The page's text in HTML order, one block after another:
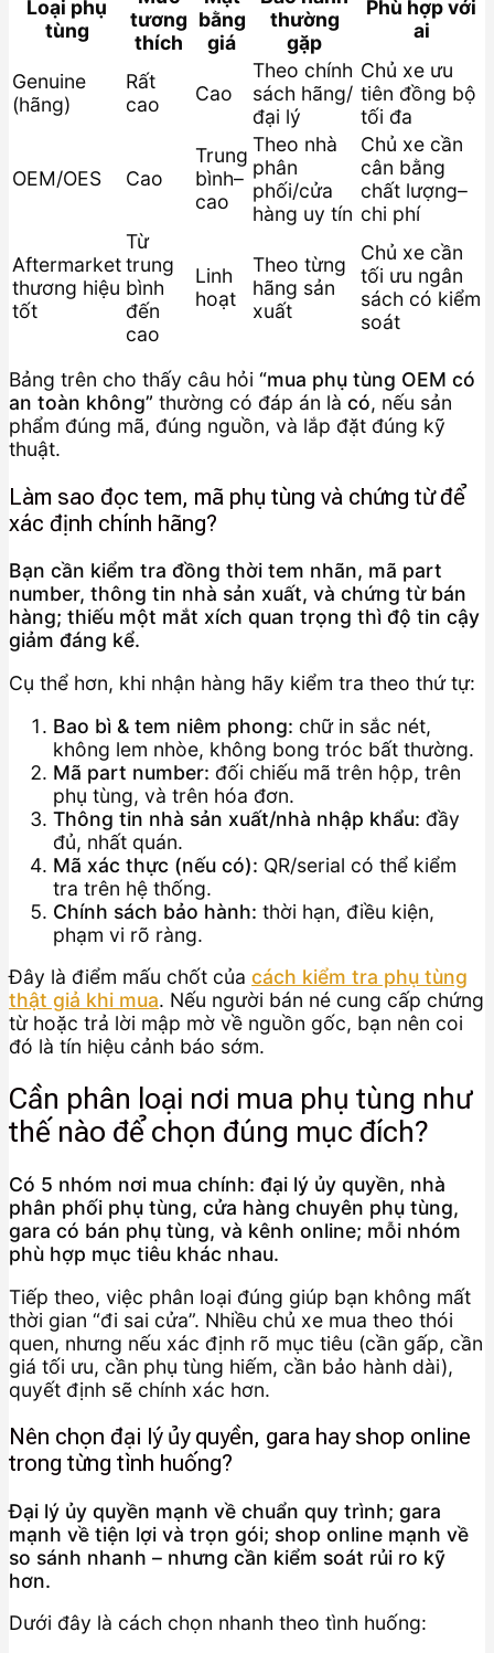
Loại phụ
tùng
tương
thích
bằng
giá
thường
gặp
Phù hợp với
ai
Genuine
(hãng)
Rất
cao
Cao
Theo chính
sách hãng/
đại lý
Chủ xe ưu
tiên đồng bộ
tối đa
OEM/OES Cao
Trung
bình–
cao
Theo nhà
phân
phối/cửa
hàng uy tín
Chủ xe cần
cân bằng
chất lượng–
chi phí
Aftermarket
thương hiệu
tốt
Từ
trung
bình
đến
cao
Linh
hoạt
Theo từng
hãng sản
xuất
Chủ xe cần
tối ưu ngân
sách có kiểm
soát
Bảng trên cho thấy câu hỏi “mua phụ tùng OEM có
an toàn không” thường có đáp án là có, nếu sản
phẩm đúng mã, đúng nguồn, và lắp đặt đúng kỹ
thuật.
Làm sao đọc tem, mã phụ tùng và chứng từ để
xác định chính hãng?
Bạn cần kiểm tra đồng thời tem nhãn, mã part
number, thông tin nhà sản xuất, và chứng từ bán
hàng; thiếu một mắt xích quan trọng thì độ tin cậy
giảm đáng kể.
Cụ thể hơn, khi nhận hàng hãy kiểm tra theo thứ tự:
Bao bì & tem niêm phong: chữ in sắc nét,
không lem nhòe, không bong tróc bất thường.
Mã part number: đối chiếu mã trên hộp, trên
phụ tùng, và trên hóa đơn.
Thông tin nhà sản xuất/nhà nhập khẩu: đầy
đủ, nhất quán.
Mã xác thực (nếu có): QR/serial có thể kiểm
tra trên hệ thống.
Chính sách bảo hành: thời hạn, điều kiện,
phạm vi rõ ràng.
Đây là điểm mấu chốt của cách kiểm tra phụ tùng
thật giả khi mua. Nếu người bán né cung cấp chứng
từ hoặc trả lời mập mờ về nguồn gốc, bạn nên coi
đó là tín hiệu cảnh báo sớm.
Cần phân loại nơi mua phụ tùng như
thế nào để chọn đúng mục đích?
Có 5 nhóm nơi mua chính: đại lý ủy quyền, nhà
phân phối phụ tùng, cửa hàng chuyên phụ tùng,
gara có bán phụ tùng, và kênh online; mỗi nhóm
phù hợp mục tiêu khác nhau.
Tiếp theo, việc phân loại đúng giúp bạn không mất
thời gian “đi sai cửa”. Nhiều chủ xe mua theo thói
quen, nhưng nếu xác định rõ mục tiêu (cần gấp, cần
giá tối ưu, cần phụ tùng hiếm, cần bảo hành dài),
quyết định sẽ chính xác hơn.
Nên chọn đại lý ủy quyền, gara hay shop online
trong từng tình huống?
Đại lý ủy quyền mạnh về chuẩn quy trình; gara
mạnh về tiện lợi và trọn gói; shop online mạnh về
so sánh nhanh – nhưng cần kiểm soát rủi ro kỹ
hơn.
Dưới đây là cách chọn nhanh theo tình huống: